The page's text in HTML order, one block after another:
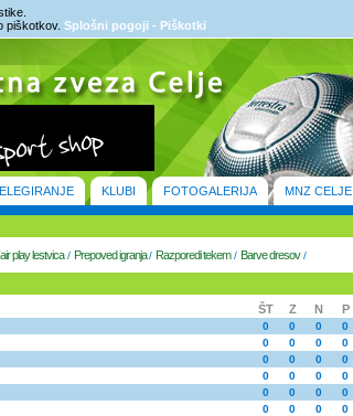
piškotkov. Splošni pogoji - Piškotki
KLUBI FOTOGALERIJA MNZ CELJE
play lestvica/ Prepoved igranja/ Razporedi tekem/ Barve dresov/
ŠT Z N P
0 0 0 0
0 0 0 0
0 0 0 0
0 0 0 0
0 0 0 0
0 0 0 0